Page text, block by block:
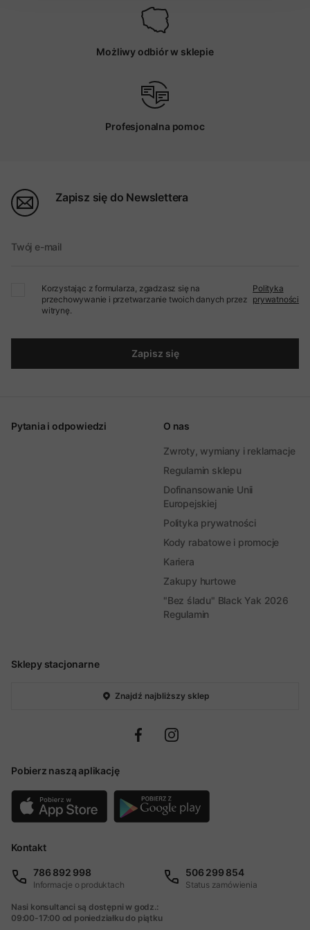
Możliwy odbiór w sklepie
Profesjonalna pomoc
Zapisz się do Newslettera
Twój e-mail
Korzystając z formularza, zgadzasz się na
przechowywanie i przetwarzanie twoich danych przez
witrynę.
Polityka
prywatności
Zapisz się
Sklepy stacjonarne
Znajdź najbliższy sklep
Pobierz naszą aplikację
Pytania i odpowiedzi O nas
Zwroty, wymiany i reklamacje
Regulamin sklepu
Dofinansowanie Unii
Europejskiej
Polityka prywatności
Kody rabatowe i promocje
Kariera
Zakupy hurtowe
"Bez śladu" Black Yak 2026
Regulamin
Kontakt
786 892 998
Informacje o produktach
506 299 854
Status zamówienia
Nasi konsultanci są dostępni w godz.:
09:00-17:00 od poniedziałku do piątku